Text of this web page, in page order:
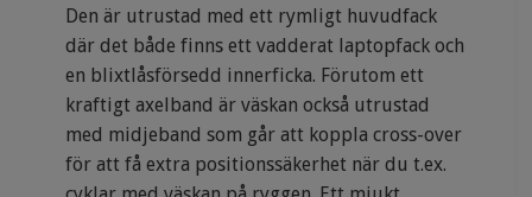
Den är utrustad med ett rymligt huvudfack
där det både finns ett vadderat laptopfack och
en blixtlåsförsedd innerficka. Förutom ett
kraftigt axelband är väskan också utrustad
med midjeband som går att koppla cross-over
för att få extra positionssäkerhet när du t.ex.